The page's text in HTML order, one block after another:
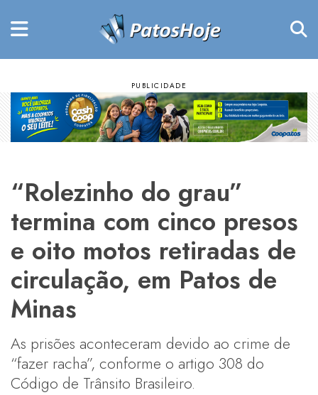
“Rolezinho do grau”
termina com cinco presos
e oito motos retiradas de
circulação, em Patos de
Minas
As prisões aconteceram devido ao crime de
“fazer racha”, conforme o artigo 308 do
Código de Trânsito Brasileiro.